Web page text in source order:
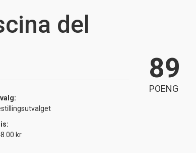
del
kr
89
POENG